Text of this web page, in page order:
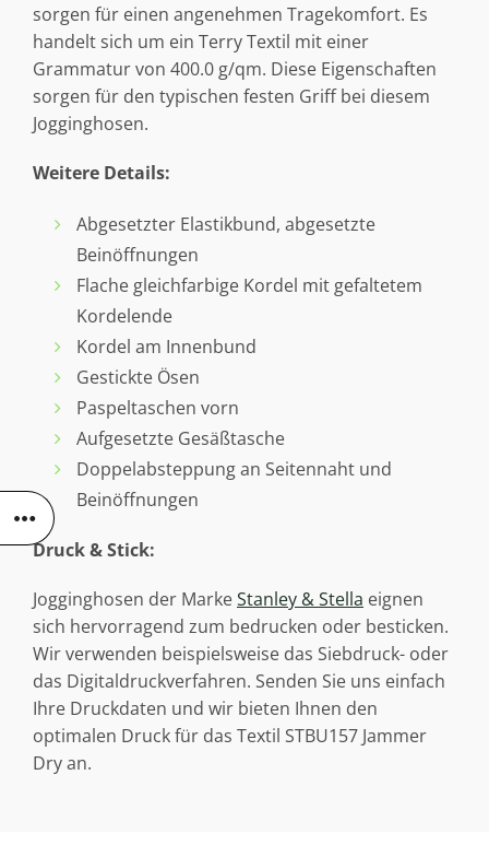
sorgen für einen angenehmen Tragekomfort. Es
handelt sich um ein Terry Textil mit einer
Grammatur von 400.0 g/qm. Diese Eigenschaften
sorgen für den typischen festen Griff bei diesem
Jogginghosen.
Weitere Details:
Abgesetzter Elastikbund, abgesetzte
Beinöffnungen
Flache gleichfarbige Kordel mit gefaltetem
Kordelende
Kordel am Innenbund
Gestickte Ösen
Paspeltaschen vorn
Aufgesetzte Gesäßtasche
Doppelabsteppung an Seitennaht und
Beinöffnungen
Druck & Stick:
Jogginghosen der MarkeStanley & Stella eignen
sich hervorragend zum bedrucken oder besticken.
Wir verwenden beispielsweise das Siebdruck- oder
das Digitaldruckverfahren. Senden Sie uns einfach
Ihre Druckdaten und wir bieten Ihnen den
optimalen Druck für das Textil STBU157 Jammer
Dry an.